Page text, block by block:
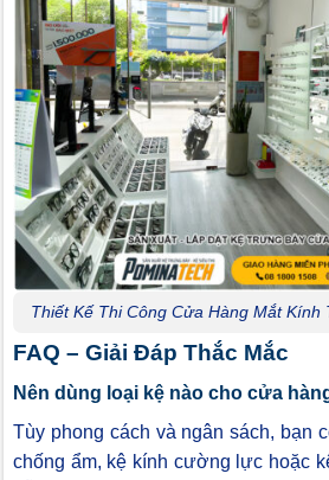
Thiết Kế Thi Công Cửa Hàng Mắt Kính
FAQ – Giải Đáp Thắc Mắc
Nên dùng loại kệ nào cho cửa
Tùy phong cách và ngân sách, bạn
chống ẩm, kệ kính cường lực hoặc